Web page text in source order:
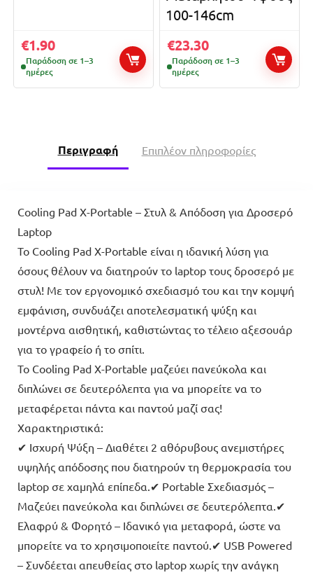
€1.90
Παράδοση σε 1–3
ημέρες
100-146cm
€23.30
Παράδοση σε 1–3
ημέρες
Περιγραφή Επιπλέον πληροφορίες
Cooling Pad X-Portable – Στυλ & Απόδοση για Δροσερό
Laptop
Το Cooling Pad X-Portable είναι η ιδανική λύση για
όσους θέλουν να διατηρούν το laptop τους δροσερό με
στυλ! Με τον εργονομικό σχεδιασμό του και την κομψή
εμφάνιση, συνδυάζει αποτελεσματική ψύξη και
μοντέρνα αισθητική, καθιστώντας το τέλειο αξεσουάρ
για το γραφείο ή το σπίτι.
Το Cooling Pad X-Portable μαζεύει πανεύκολα και
διπλώνει σε δευτερόλεπτα για να μπορείτε να το
μεταφέρεται πάντα και παντού μαζί σας!
Χαρακτηριστικά:
✔ Ισχυρή Ψύξη – Διαθέτει 2 αθόρυβους ανεμιστήρες
υψηλής απόδοσης που διατηρούν τη θερμοκρασία του
laptop σε χαμηλά επίπεδα.✔ Portable Σχεδιασμός –
Μαζεύει πανεύκολα και διπλώνει σε δευτερόλεπτα.✔
Ελαφρύ & Φορητό – Ιδανικό για μεταφορά, ώστε να
μπορείτε να το χρησιμοποιείτε παντού.✔ USB Powered
– Συνδέεται απευθείας στο laptop χωρίς την ανάγκη